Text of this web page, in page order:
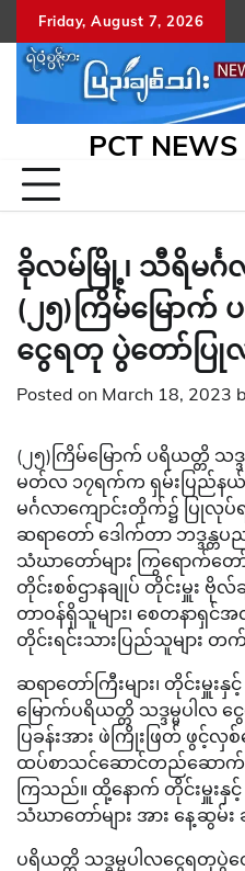
to
content
Friday, August 7, 2026
PCT NEWS
ခိုလမ်မြို့၊ သီရိမင်္
(၂၅)ကြိမ်မြောက်
ငွေရတု ပွဲတော်ပြု
Posted on March 18, 2023
(၂၅)ကြိမ်မြောက် ပရိယတ္တိ သ
မတ်လ ၁၇ရက်က ရှမ်းပြည်နယ်
မင်္ဂလာကျောင်းတိုက်၌ ပြုလု
ဆရာတော် ဒေါက်တာ ဘဒ္ဒန္တ
သံဃာတော်များ ကြွရောက်တ
တိုင်းစစ်ဌာနချုပ် တိုင်းမှူး ဗိုလ်
တာဝန်ရှိသူများ၊ စေတနာရှင်အ
တိုင်းရင်းသားပြည်သူများ
ဆရာတော်ကြီးများ၊ တိုင်းမှူး
မြောက်ပရိယတ္တိ သဒ္ဒမ္မပါလ
ပြခန်းအား ဖဲကြိုးဖြတ် ဖွင့်လှစ်
ထပ်စာသင်ဆောင်တည်ဆေ
ကြသည်။ ထို့နောက် တိုင်းမှူးနှ
သံဃာတော်များ အား နေ့ဆွ
ပရိယတ္တိ သဒ္ဓမ္မပါလငွေရတုပွဲ